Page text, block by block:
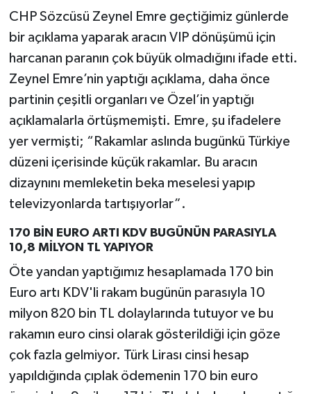
CHP Sözcüsü Zeynel Emre geçtiğimiz günlerde
bir açıklama yaparak aracın VIP dönüşümü için
harcanan paranın çok büyük olmadığını ifade etti.
Zeynel Emre’nin yaptığı açıklama, daha önce
partinin çeşitli organları ve Özel’in yaptığı
açıklamalarla örtüşmemişti. Emre, şu ifadelere
yer vermişti; “Rakamlar aslında bugünkü Türkiye
düzeni içerisinde küçük rakamlar. Bu aracın
dizaynını memleketin beka meselesi yapıp
televizyonlarda tartışıyorlar”.
170 BİN EURO ARTI KDV BUGÜNÜN PARASIYLA
10,8 MİLYON TL YAPIYOR
Öte yandan yaptığımız hesaplamada 170 bin
Euro artı KDV'li rakam bugünün parasıyla 10
milyon 820 bin TL dolaylarında tutuyor ve bu
rakamın euro cinsi olarak gösterildiği için göze
çok fazla gelmiyor. Türk Lirası cinsi hesap
yapıldığında çıplak ödemenin 170 bin euro